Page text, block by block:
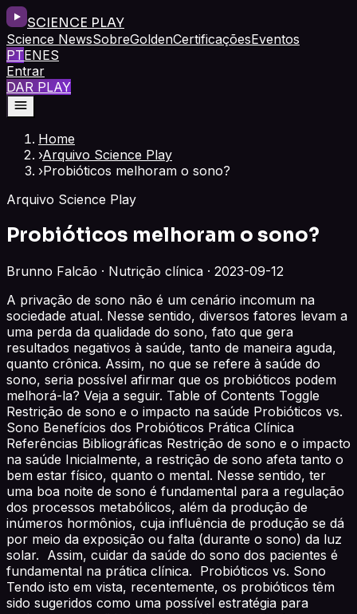
SCIENCE PLAY
Science NewsSobreGoldenCertificaçõesEventos
PTENES
Entrar
DAR PLAY
Home
›Arquivo Science Play
›Probióticos melhoram o sono?
Arquivo Science Play
Probióticos melhoram o sono?
Brunno Falcão · Nutrição clínica · 2023-09-12
A privação de sono não é um cenário incomum na
sociedade atual. Nesse sentido, diversos fatores levam a
uma perda da qualidade do sono, fato que gera
resultados negativos à saúde, tanto de maneira aguda,
quanto crônica. Assim, no que se refere à saúde do
sono, seria possível afirmar que os probióticos podem
melhorá-la? Veja a seguir. Table of Contents Toggle
Restrição de sono e o impacto na saúde Probióticos vs.
Sono Benefícios dos Probióticos Prática Clínica
Referências Bibliográficas Restrição de sono e o impacto
na saúde Inicialmente, a restrição de sono afeta tanto o
bem estar físico, quanto o mental. Nesse sentido, ter
uma boa noite de sono é fundamental para a regulação
dos processos metabólicos, além da produção de
inúmeros hormônios, cuja influência de produção se dá
por meio da exposição ou falta (durante o sono) da luz
solar. Assim, cuidar da saúde do sono dos pacientes é
fundamental na prática clínica. Probióticos vs. Sono
Tendo isto em vista, recentemente, os probióticos têm
sido sugeridos como uma possível estratégia para